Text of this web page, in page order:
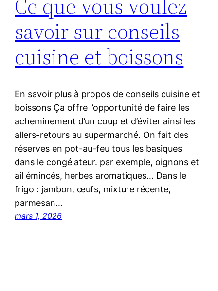
Ce que vous voulez
savoir sur conseils
cuisine et boissons
En savoir plus à propos de conseils cuisine et
boissons Ça offre l’opportunité de faire les
acheminement d’un coup et d’éviter ainsi les
allers-retours au supermarché. On fait des
réserves en pot-au-feu tous les basiques
dans le congélateur. par exemple, oignons et
ail émincés, herbes aromatiques… Dans le
frigo : jambon, œufs, mixture récente,
parmesan…
mars 1, 2026